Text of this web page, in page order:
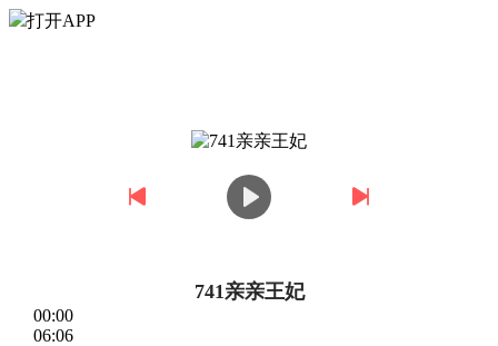
打开APP
741亲亲王妃
00:00
06:06